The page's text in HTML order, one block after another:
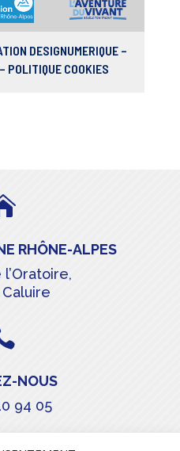
DESIGNUMERIQUE–
– POLITIQUE COOKIES
RHÔNE-ALPES
NOUS
94 05